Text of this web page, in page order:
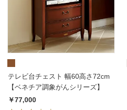
テレビ台チェスト 幅60高さ72cm
【ベネチア調象がんシリーズ】
￥77,000